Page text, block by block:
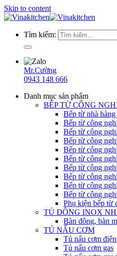
Skip to content
Tìm kiếm:
Mr.Cường
0943 148 666
Danh mục sản phẩm
BẾP TỪ CÔNG
Bếp từ nhà hàng
Bếp từ công
Bếp từ công
Bếp từ công
Bếp từ công
Bếp từ công
Bếp từ công
Bếp từ công
Bếp từ công
Bếp từ công
Phụ kiện bếp từ
TỦ ĐÔNG INOX
Bàn đông, bàn
TỦ NẤU CƠM
Tủ nấu cơm điện
Tủ nấu cơm gas